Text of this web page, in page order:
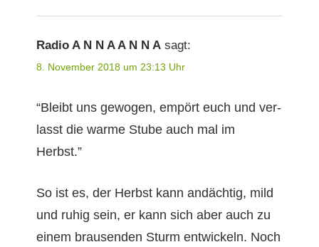
Radio A N N A A N N A sagt:
8. November 2018 um 23:13 Uhr
“Bleibt uns gewogen, empört euch und ver­
lasst die warme Stube auch mal im
Herbst.”
So ist es, der Herb­st kann andächtig, mild
und ruhig sein, er kann sich aber auch zu
einem brausenden Sturm entwick­eln. Noch